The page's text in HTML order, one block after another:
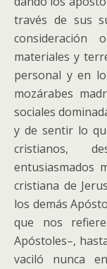
través de sus
consideración
materiales y
personal y en
mozárabes
sociales
y de sentir lo
cristianos,
entusiasmados
cristiana de
los demás
que nos
Apóstoles–,
vaciló nunca